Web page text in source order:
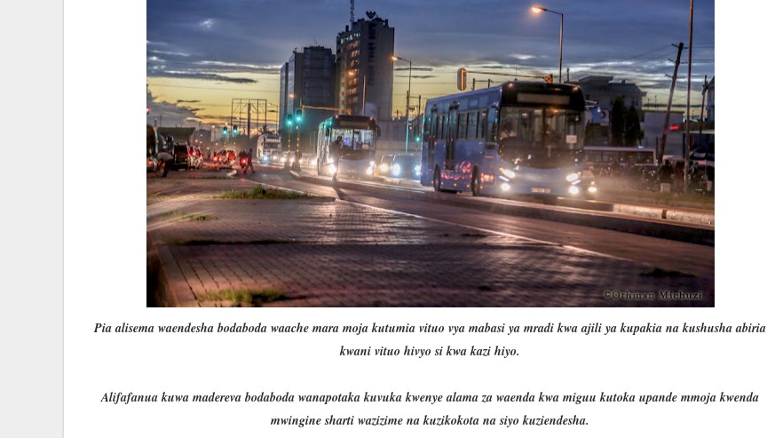
Pia alisema waendesha bodaboda waache mara moja kutumia vituo vya mabasi ya mradi kwa ajili ya kupakia na kushusha abiria
kwani vituo hivyo si kwa kazi hiyo.
Alifafanua kuwa madereva bodaboda wanapotaka kuvuka kwenye alama za waenda kwa miguu kutoka upande mmoja kwenda
mwingine sharti wazizime na kuzikokota na siyo kuziendesha.